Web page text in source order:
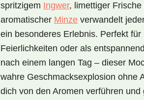
spritzigem Ingwer, limettiger Frische
aromatischer Minze verwandelt
ein besonderes Erlebnis. Perfekt für
Feierlichkeiten oder als
nach einem langen Tag – dieser
wahre Geschmacksexplosion ohne
dich von den Aromen verführen und